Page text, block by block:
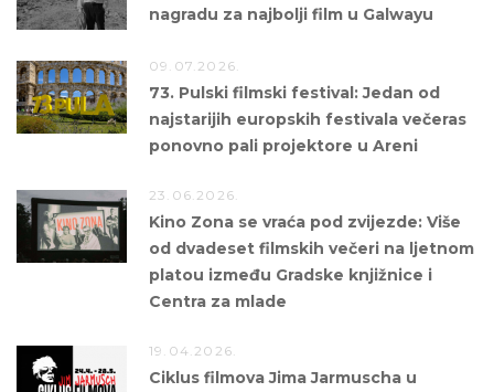
nagradu za najbolji film u Galwayu
09.07.2026.
73. Pulski filmski festival: Jedan od
najstarijih europskih festivala večeras
ponovno pali projektore u Areni
23.06.2026.
Kino Zona se vraća pod zvijezde: Više
od dvadeset filmskih večeri na ljetnom
platou između Gradske knjižnice i
Centra za mlade
19.04.2026.
Ciklus filmova Jima Jarmuscha u